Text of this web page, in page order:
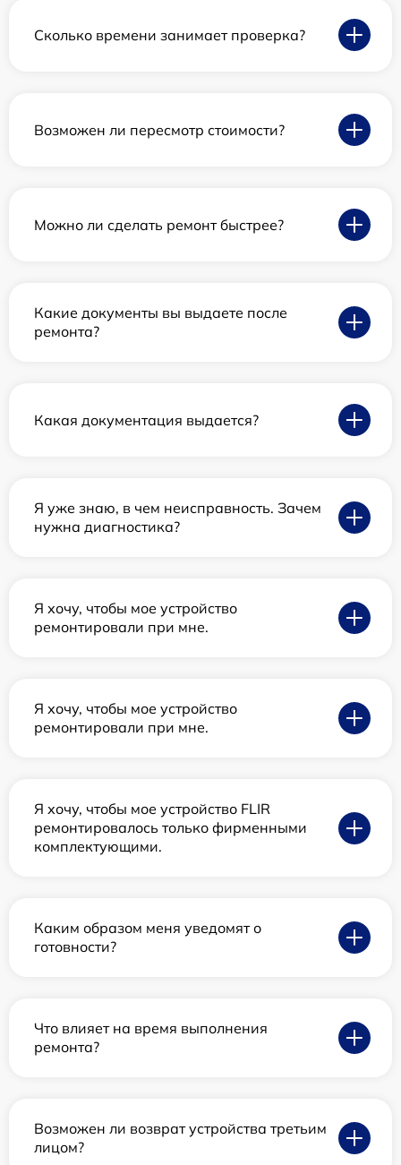
Сколько времени занимает проверка?
Возможен ли пересмотр стоимости?
Можно ли сделать ремонт быстрее?
Какие документы вы выдаете после
ремонта?
Какая документация выдается?
Я уже знаю, в чем неисправность. Зачем
нужна диагностика?
Я хочу, чтобы мое устройство
ремонтировали при мне.
Я хочу, чтобы мое устройство
ремонтировали при мне.
Я хочу, чтобы мое устройство FLIR
ремонтировалось только фирменными
комплектующими.
Каким образом меня уведомят о
готовности?
Что влияет на время выполнения
ремонта?
Возможен ли возврат устройства третьим
лицом?